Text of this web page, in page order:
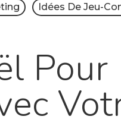
Idées De Jeu-
Pour